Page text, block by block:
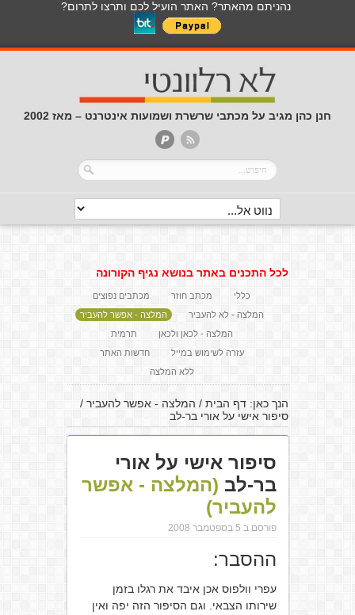
נהניתם מהאתר? האתר הועיל לכם ותרצו לתרום?
חנן כהן מגיב על מכתבי שרשרת ושמועות אינטרנט – מאז 2002
לכל התכנים באתר בנושא נגיף הקורונה
כללי מכתב חוזר
מכתבים נפוצים
המלצה - לא להעביר
המלצה - אפשר להעביר
המלצה - לכאן ולכאן
תרמית
עזרה לשימוש במייל
חדשות האתר
ללא המלצה
הנך כאן:דף הבית / המלצה - אפשר להעביר /
סיפור אישי על אורי בר-לב
סיפור אישי על אורי
בר-לב (המלצה - אפשר
להעביר)
פורסם ב 5 בספטמבר 2008
ההסבר:
עפרי וולפוס אכן איבד את רגלו בזמן
שירותו הצבאי. וגם הסיפור הזה יפה ואין